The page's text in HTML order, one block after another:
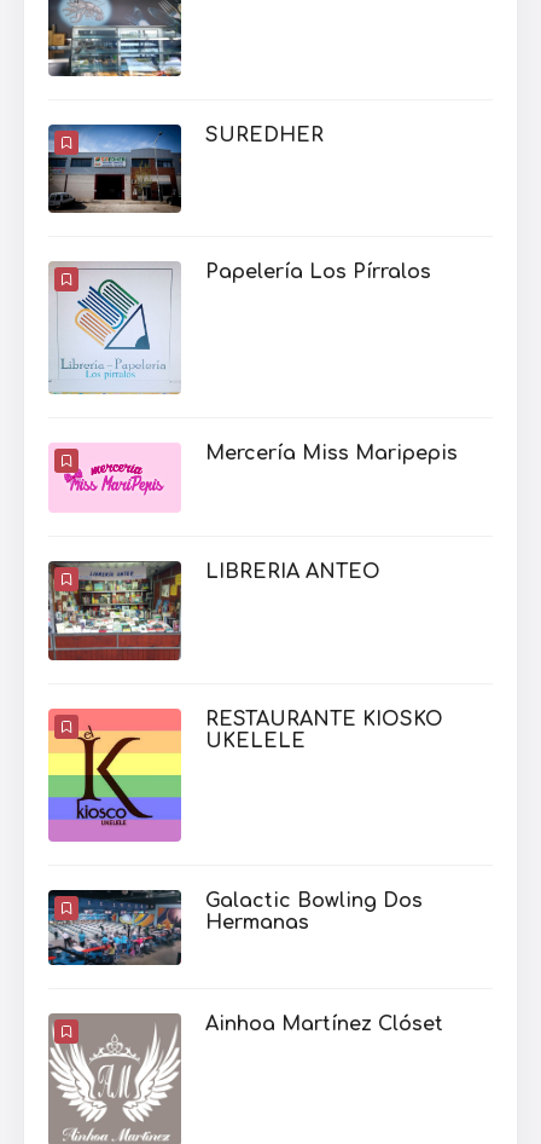
SUREDHER
Papelería Los Pírralos
Mercería Miss Maripepis
LIBRERIA ANTEO
RESTAURANTE KIOSKO
UKELELE
Galactic Bowling Dos
Hermanas
Ainhoa Martínez Clóset